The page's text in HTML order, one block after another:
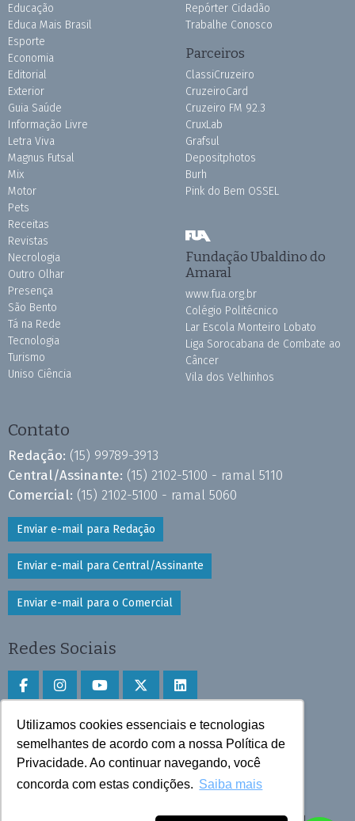
Utilizamos cookies essenciais e tecnologias
semelhantes de acordo com a nossa Política de
Privacidade. Ao continuar navegando, você
concorda com estas condições. Saiba mais
Educação
Educa Mais Brasil
Esporte
Economia
Editorial
Exterior
Guia Saúde
Informação Livre
Letra Viva
Magnus Futsal
Mix
Motor
Pets
Receitas
Revistas
Necrologia
Outro Olhar
Presença
São Bento
Tá na Rede
Tecnologia
Turismo
Uniso Ciência
Repórter Cidadão
Trabalhe Conosco
Parceiros
ClassiCruzeiro
CruzeiroCard
Cruzeiro FM 92.3
CruxLab
Grafsul
Depositphotos
Burh
Pink do Bem OSSEL
Fundação Ubaldino do
Amaral
www.fua.org.br
Colégio Politécnico
Lar Escola Monteiro Lobato
Liga Sorocabana de Combate ao
Câncer
Vila dos Velhinhos
Contato
Redação: (15) 99789-3913
Central/Assinante: (15) 2102-5100 - ramal 5110
Comercial: (15) 2102-5100 - ramal 5060
Enviar e-mail para Redação
Enviar e-mail para Central/Assinante
Enviar e-mail para o Comercial
Redes Sociais
Faça download do aplicativo
Play Store e App Store